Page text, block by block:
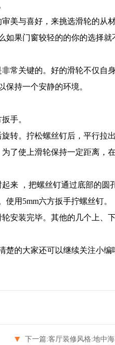
美与喜好，来挑选滑轮的从
如果门窗较轻的的你的选择就
常关键的。好的滑轮不仅自
持一个安静的环境。
手。
。拧松螺丝钉后，平行拉出
了使上滑轮保持一定距离，
来 ，把螺丝钉通过底部的圆
用5mm六方扳手拧螺丝钉。
安装完毕。其他的几个上、
的大家还可以继续关注小编
下一篇:客厅装修风格:地中